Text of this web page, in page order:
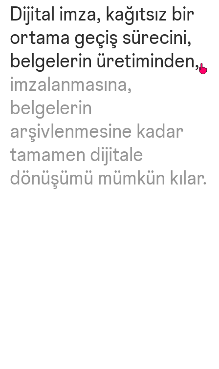
Dijital imza, kağıtsız bir
ortama geçiş sürecini,
belgelerin üretiminden,
imzalanmasına,
belgelerin
arşivlenmesine kadar
tamamen dijitale
dönüşümü mümkün kılar.